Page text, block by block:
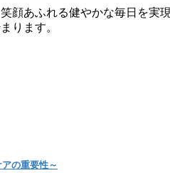
顔あふれる健やかな毎日を実現
ります。
の重要性～